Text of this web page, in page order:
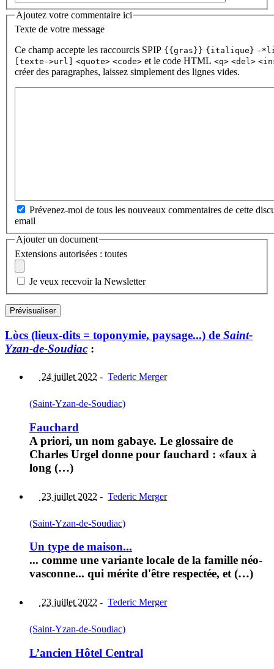
Ajoutez votre commentaire ici
Texte de votre message
Ce champ accepte les raccourcis SPIP {{gras}} {italique} -
[texte->url]
<quote> <code> et le code HTML <q> <del>
créer des paragraphes, laissez simplement des lignes vides.
Prévenez-moi de tous les nouveaux commentaires de cette
email
Ajouter un document
Extensions autorisées : toutes
Je veux recevoir la Newsletter
Lòcs (lieux-dits = toponymie, paysage...) de Saint-
Yzan-de-Soudiac :
24 juillet 2022 - Tederic Merger
(Saint-Yzan-de-Soudiac)
Fauchard
A priori, un nom gabaye. Le glossaire de
Charles Urgel donne pour fauchard : «faux à
long (…)
23 juillet 2022 - Tederic Merger
(Saint-Yzan-de-Soudiac)
Un type de maison...
... comme une variante locale de la famille néo-
vasconne... qui mérite d'être respectée, et (…)
23 juillet 2022 - Tederic Merger
(Saint-Yzan-de-Soudiac)
L’ancien Hôtel Central